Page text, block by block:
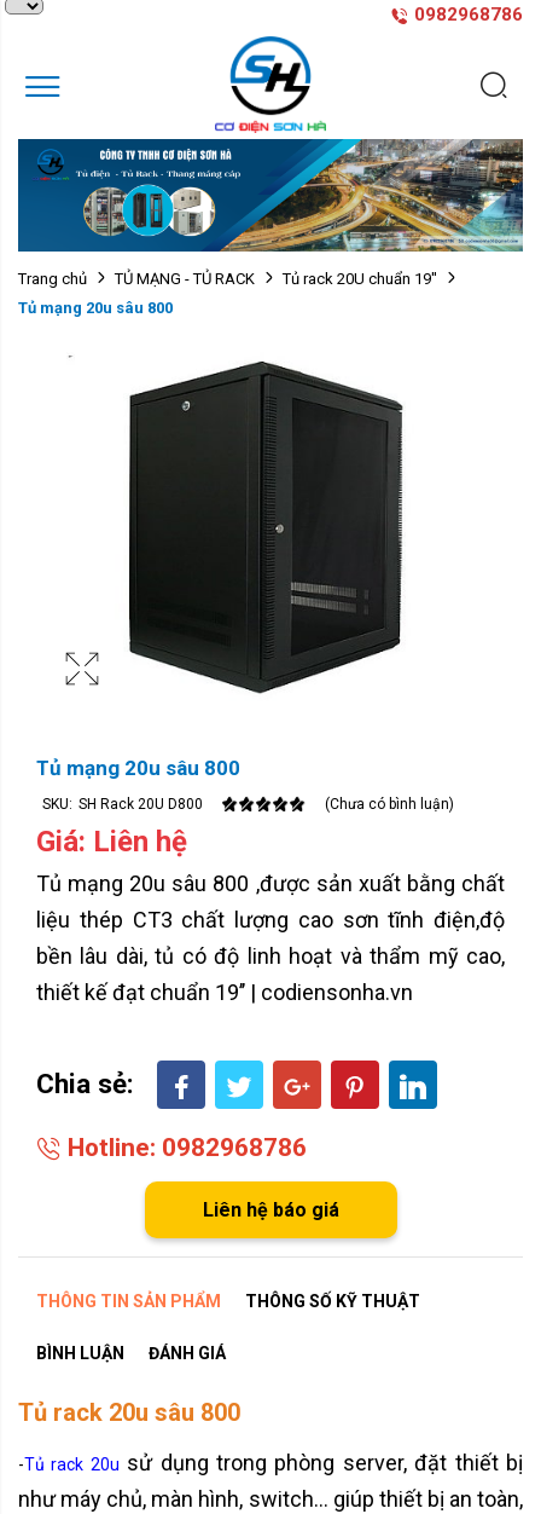
0982968786
Trang chủ TỦ MẠNG - TỦ RACK
Tủ rack 20U chuẩn 19''
Tủ mạng 20u sâu 800
Tủ mạng 20u sâu 800
SKU: SH Rack 20U D800 (Chưa có bình luận)
Giá: Liên hệ
Tủ mạng 20u sâu 800 ,được sản xuất bằng chất
liệu thép CT3 chất lượng cao sơn tĩnh điện,độ
bền lâu dài, tủ có độ linh hoạt và thẩm mỹ cao,
thiết kế đạt chuẩn 19’’ | codiensonha.vn
Chia sẻ:
Hotline: 0982968786
Liên hệ báo giá
THÔNG TIN SẢN PHẨM THÔNG SỐ KỸ THUẬT
BÌNH LUẬN ĐÁNH GIÁ
Tủ rack 20u sâu 800
-Tủ rack 20u sử dụng trong phòng server, đặt thiết bị
như máy chủ, màn hình, switch… giúp thiết bị an toàn,